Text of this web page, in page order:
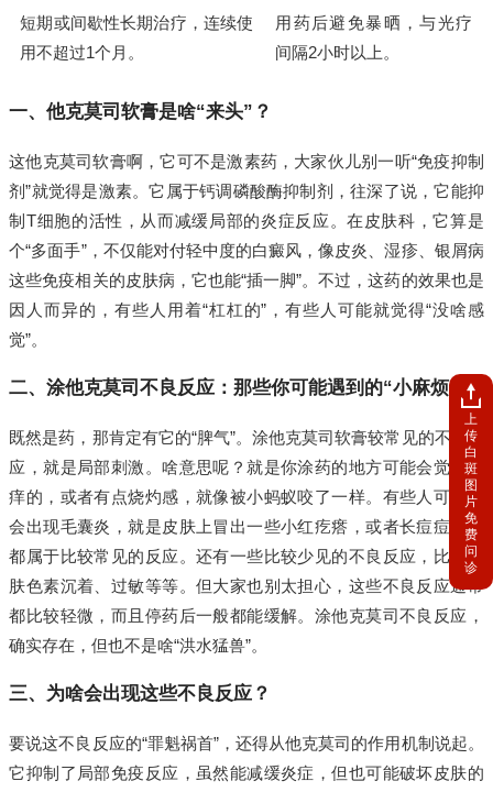
短期或间歇性长期治疗，连续使
用不超过1个月。
用药后避免暴晒，与光疗
间隔2小时以上。
一、他克莫司软膏是啥“来头”？
这他克莫司软膏啊，它可不是激素药，大家伙儿别一听“免疫抑制
剂”就觉得是激素。它属于钙调磷酸酶抑制剂，往深了说，它能抑
制T细胞的活性，从而减缓局部的炎症反应。在皮肤科，它算是
个“多面手”，不仅能对付轻中度的白癜风，像皮炎、湿疹、银屑病
这些免疫相关的皮肤病，它也能“插一脚”。不过，这药的效果也是
因人而异的，有些人用着“杠杠的”，有些人可能就觉得“没啥感
觉”。
二、涂他克莫司不良反应：那些你可能遇到的“小麻烦”
既然是药，那肯定有它的“脾气”。涂他克莫司软膏较常见的不良反
应，就是局部刺激。啥意思呢？就是你涂药的地方可能会觉得痒
痒的，或者有点烧灼感，就像被小蚂蚁咬了一样。有些人可能还
会出现毛囊炎，就是皮肤上冒出一些小红疙瘩，或者长痘痘，这
都属于比较常见的反应。还有一些比较少见的不良反应，比如皮
肤色素沉着、过敏等等。但大家也别太担心，这些不良反应通常
都比较轻微，而且停药后一般都能缓解。涂他克莫司不良反应，
确实存在，但也不是啥“洪水猛兽”。
三、为啥会出现这些不良反应？
要说这不良反应的“罪魁祸首”，还得从他克莫司的作用机制说起。
它抑制了局部免疫反应，虽然能减缓炎症，但也可能破坏皮肤的
上
传
白
斑
图
片
免
费
问
诊